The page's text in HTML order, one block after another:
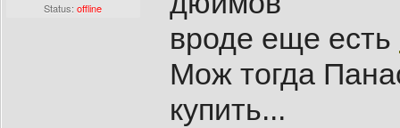
Status:offline
вроде еще есть
Мож тогда
купить...